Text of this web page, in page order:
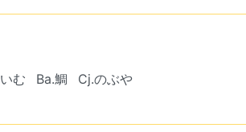
む Ba.鯛
Cj.のぶや